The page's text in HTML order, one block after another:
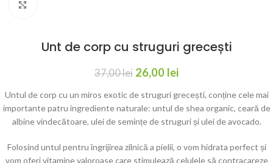
Unt de corp cu struguri grecești
37,00lei 26,00 lei
Untul de corp cu un miros exotic de struguri grecești, conține cele mai
importante patru ingrediente naturale: untul de shea organic, ceară de
albine vindecătoare, ulei de semințe de struguri și ulei de avocado.
Folosind untul pentru îngrijirea zilnică a pielii, o vom hidrata perfect și
vom oferi vitamine valoroase care stimulează celulele să contracareze